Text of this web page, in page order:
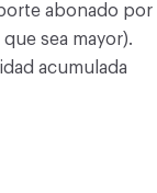
abonado por
sea mayor).
acumulada